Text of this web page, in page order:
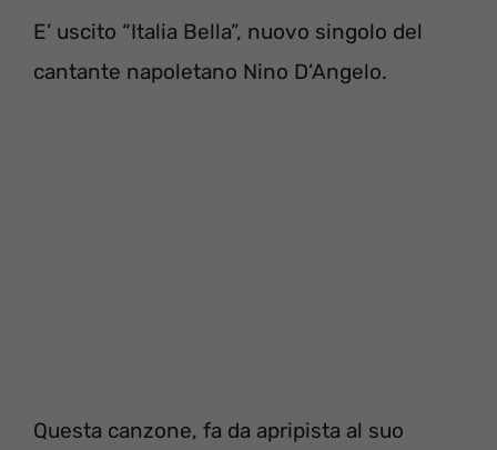
E’ uscito “Italia Bella”, nuovo singolo del
cantante napoletano Nino D’Angelo.
Questa canzone, fa da apripista al suo